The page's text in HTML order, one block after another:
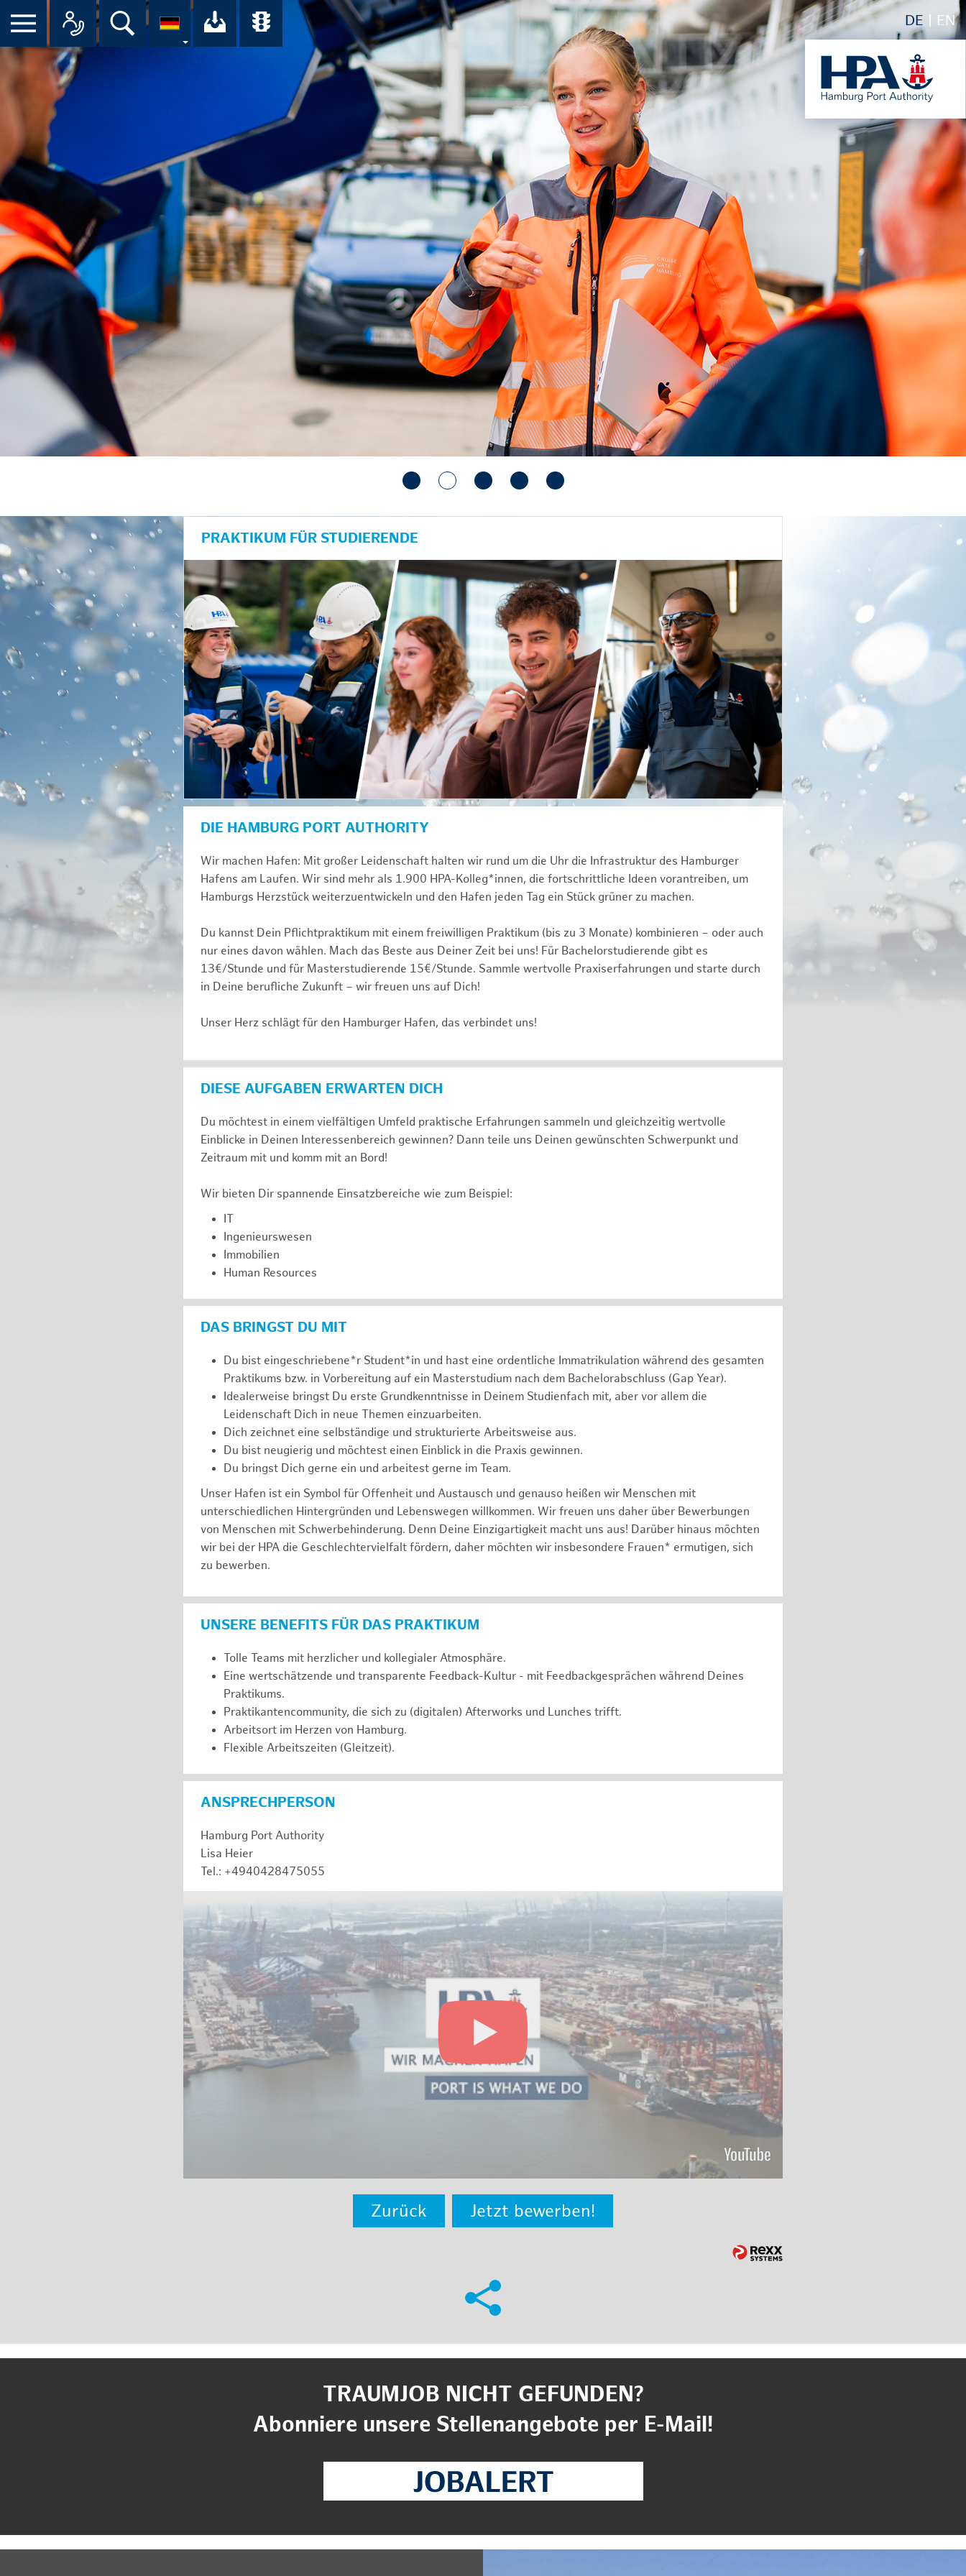
DE EN
Suche Ihr Download-Center der HPA
Übersicht aller Verkehrsmeldungen im Hafen am
PRAKTIKUM FÜR STUDIERENDE
DIE HAMBURG PORT AUTHORITY
Wir machen Hafen: Mit großer Leidenschaft halten wir rund um die Uhr die Infrastruktur des Hamburger
Hafens am Laufen. Wir sind mehr als 1.900 HPA-Kolleg*innen, die fortschrittliche Ideen vorantreiben, um
Hamburgs Herzstück weiterzuentwickeln und den Hafen jeden Tag ein Stück grüner zu machen.
Du kannst Dein Pflichtpraktikum mit einem freiwilligen Praktikum (bis zu 3 Monate) kombinieren – oder auch
nur eines davon wählen. Mach das Beste aus Deiner Zeit bei uns! Für Bachelorstudierende gibt es
13€/Stunde und für Masterstudierende 15€/Stunde. Sammle wertvolle Praxiserfahrungen und starte durch
in Deine berufliche Zukunft – wir freuen uns auf Dich!
Unser Herz schlägt für den Hamburger Hafen, das verbindet uns!
DIESE AUFGABEN ERWARTEN DICH
Du möchtest in einem vielfältigen Umfeld praktische Erfahrungen sammeln und gleichzeitig wertvolle
Einblicke in Deinen Interessenbereich gewinnen? Dann teile uns Deinen gewünschten Schwerpunkt und
Zeitraum mit und komm mit an Bord!
Wir bieten Dir spannende Einsatzbereiche wie zum Beispiel:
IT
Ingenieurswesen
Immobilien
Human Resources
DAS BRINGST DU MIT
Du bist eingeschriebene*r Student*in und hast eine ordentliche Immatrikulation während des gesamten
Praktikums bzw. in Vorbereitung auf ein Masterstudium nach dem Bachelorabschluss (Gap Year).
Idealerweise bringst Du erste Grundkenntnisse in Deinem Studienfach mit, aber vor allem die
Leidenschaft Dich in neue Themen einzuarbeiten.
Dich zeichnet eine selbständige und strukturierte Arbeitsweise aus.
Du bist neugierig und möchtest einen Einblick in die Praxis gewinnen.
Du bringst Dich gerne ein und arbeitest gerne im Team.
Unser Hafen ist ein Symbol für Offenheit und Austausch und genauso heißen wir Menschen mit
unterschiedlichen Hintergründen und Lebenswegen willkommen. Wir freuen uns daher über Bewerbungen
von Menschen mit Schwerbehinderung. Denn Deine Einzigartigkeit macht uns aus! Darüber hinaus möchten
wir bei der HPA die Geschlechtervielfalt fördern, daher möchten wir insbesondere Frauen* ermutigen, sich
zu bewerben.
UNSERE BENEFITS FÜR DAS PRAKTIKUM
Tolle Teams mit herzlicher und kollegialer Atmosphäre.
Eine wertschätzende und transparente Feedback-Kultur - mit Feedbackgesprächen während Deines
Praktikums.
Praktikantencommunity, die sich zu (digitalen) Afterworks und Lunches trifft.
Arbeitsort im Herzen von Hamburg.
Flexible Arbeitszeiten (Gleitzeit).
ANSPRECHPERSON
Hamburg Port Authority
Lisa Heier
Tel.: +4940428475055
Zurück Jetzt bewerben!
TRAUMJOB NICHT GEFUNDEN?
Abonniere unsere Stellenangebote per E-Mail!